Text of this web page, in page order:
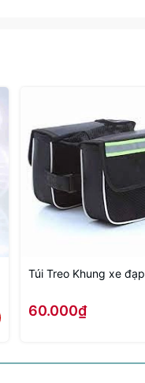
Túi Treo Khung xe đạp
60.000₫